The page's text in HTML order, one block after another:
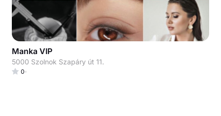
Manka VIP
5000 Szolnok Szapáry út 11.
0